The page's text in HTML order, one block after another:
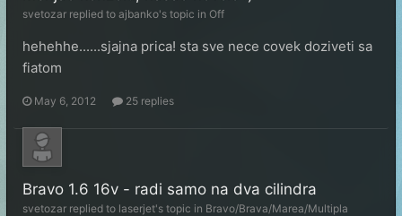
svetozar replied to ajbanko's topic in Off
hehehhe......sjajna prica! sta sve nece covek doziveti sa
fiatom
May 6, 2012 25 replies
Bravo 1.6 16v - radi samo na dva cilindra
svetozar replied to laserjet's topic in Bravo/Brava/Marea/Multipla